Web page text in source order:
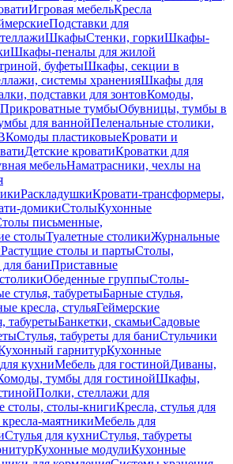
Игровая мебельКресла
Подставки для
ШкафыСтенки, горкиШкафы-
Шкафы-пеналы для жилой
буфетыШкафы, секции в
системы храненияШкафы для
подставки для зонтовКомоды,
Прикроватные тумбыОбувницы, тумбы в
для ваннойПеленальные столики,
Комоды пластиковыеКровати и
Детские кроватиКроватки для
мебельНаматрасники, чехлы на
РаскладушкиКровати-трансформеры,
домикиСтолыКухонные
письменные,
столыТуалетные столикиЖурнальные
Растущие столы и партыСтолы,
баниПриставные
Обеденные группыСтолы-
стулья, табуретыБарные стулья,
кресла, стульяГеймерские
табуретыБанкетки, скамьиСадовые
Стулья, табуреты для баниСтульчики
гарнитурКухонные
кухниМебель для гостинойДиваны,
тумбы для гостинойШкафы,
Полки, стеллажи для
столы, столы-книгиКресла, стулья для
маятникиМебель для
Стулья для кухниСтулья, табуреты
Кухонные модулиКухонные